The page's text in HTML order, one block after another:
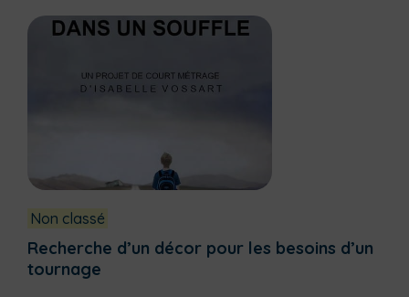
Non classé
Recherche d’un décor pour les besoins d’un
tournage